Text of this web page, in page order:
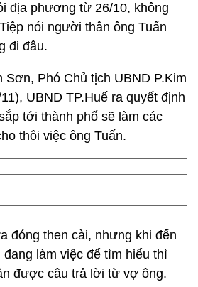
địa phương từ 26/10, không
nói người thân ông Tuấn
đi đâu.
Sơn, Phó Chủ tịch UBND P.Kim
UBND TP.Huế ra quyết định
tới thành phố sẽ làm các
thôi việc ông Tuấn.
đóng then cài, nhưng khi đến
làm việc để tìm hiểu thì
được câu trả lời từ vợ ông.